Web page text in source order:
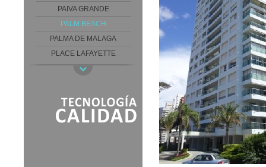
PAIVA GRANDE
PALM BEACH
PALMA DE MALAGA
PLACE LAFAYETTE
RONCHAMP
SEA PORT DESIGN
SUMMER TOWER